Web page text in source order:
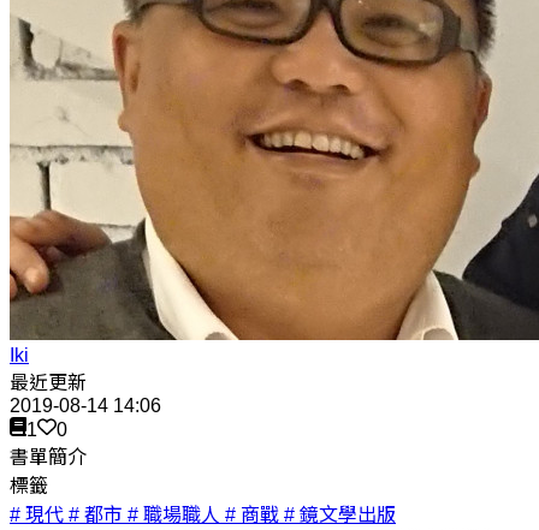
Iki
最近更新
2019-08-14 14:06
1
0
書單簡介
標籤
# 現代 # 都市 # 職場職人 # 商戰 # 鏡文學出版